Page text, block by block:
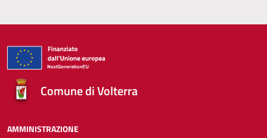
Comune di Volterra
AMMINISTRAZIONE